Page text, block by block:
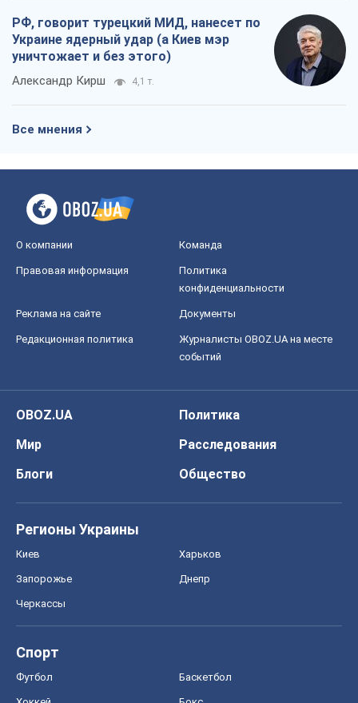
РФ, говорит турецкий МИД, нанесет по
Украине ядерный удар (а Киев мэр
уничтожает и без этого)
Александр Кирш 4,1 т.
Все мнения
О компании Команда
Правовая информация
Политика
конфиденциальности
Реклама на сайте Документы
Редакционная политика
Журналисты OBOZ.UA на месте
событий
OBOZ.UA
Политика
Мир
Расследования
Блоги
Общество
Регионы Украины
Киев Харьков
Запорожье Днепр
Черкассы
Спорт
Футбол Баскетбол